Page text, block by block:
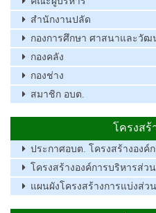
สำนักงานปลัด
กองการศึกษา ศาสนาและวัฒ
กองคลัง
กองช่าง
สมาชิก อบต.
โครงสร้
ประกาศอบต. โครงสร้างองค์
โครงสร้างองค์การบริหารส่ว
แผนผังโครงสร้างการแบ่งส่